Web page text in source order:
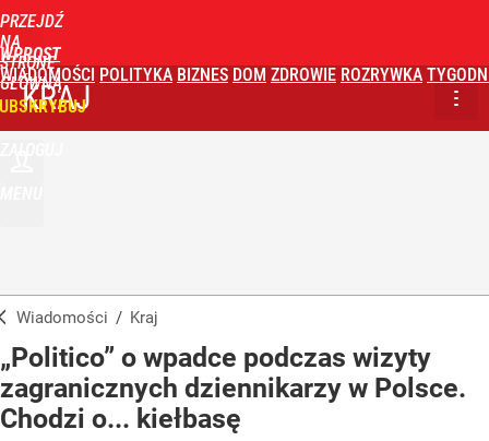
PRZEJDŹ
NA
STRONĘ
GŁÓWNĄ
WPROST
WIADOMOŚCI POLITYKA BIZNES DOM ZDROWIE ROZRYWKA
KRAJ
Wiadomości / Kraj
„Politico” o wpadce podczas wizyty
zagranicznych dziennikarzy w Polsce.
Chodzi o... kiełbasę